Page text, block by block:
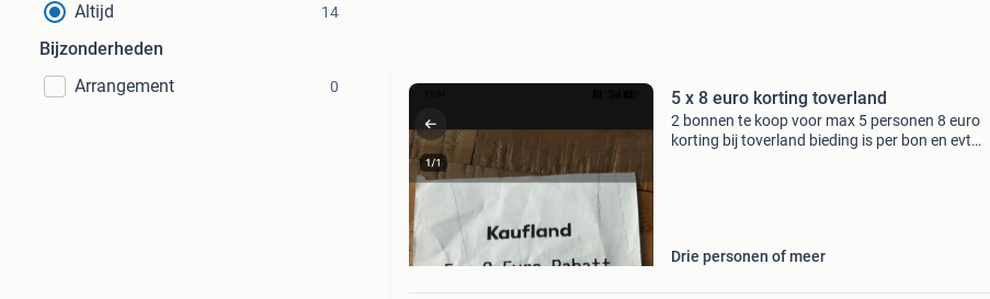
Altijd 14
Bijzonderheden
Arrangement
0
5 x 8 euro korting toverland
2 bonnen te koop voor max 5 personen 8 euro
korting bij toverland bieding is per bon en evt
Drie personen of meer